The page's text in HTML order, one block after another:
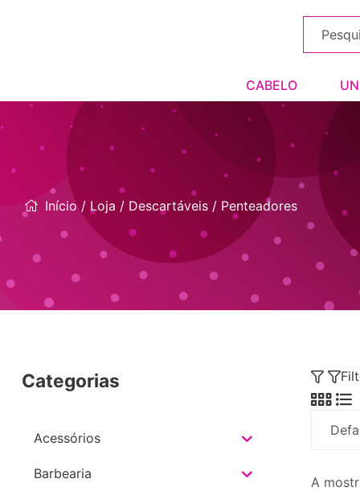
CABELO
Início/ Loja / Descartáveis / Penteadores
A
Categorias
Acessórios
Barbearia